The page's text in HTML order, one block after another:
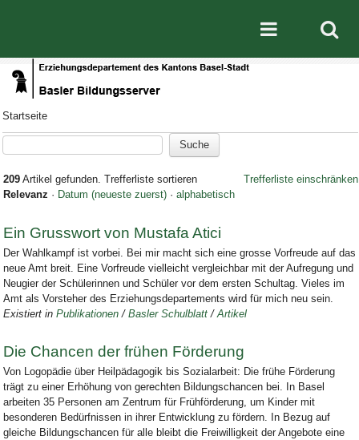
Mobile
Startseite
209 Artikel gefunden. Trefferliste einschränken
Trefferliste sortieren
Relevanz · Datum (neueste zuerst) · alphabetisch
Ein Grusswort von Mustafa Atici
Der Wahlkampf ist vorbei. Bei mir macht sich eine grosse Vorfreude auf das
neue Amt breit. Eine Vorfreude vielleicht vergleichbar mit der Aufregung und
Neugier der Schülerinnen und Schüler vor dem ersten Schultag. Vieles im
Amt als Vorsteher des Erziehungsdepartements wird für mich neu sein.
Existiert in Publikationen /Basler Schulblatt /Artikel
Die Chancen der frühen Förderung
Von Logopädie über Heilpädagogik bis Sozialarbeit: Die frühe Förderung
trägt zu einer Erhöhung von gerechten Bildungschancen bei. In Basel
arbeiten 35 Personen am Zentrum für Frühförderung, um Kinder mit
besonderen Bedürfnissen in ihrer Entwicklung zu fördern. In Bezug auf
gleiche Bildungschancen für alle bleibt die Freiwilligkeit der Angebote eine